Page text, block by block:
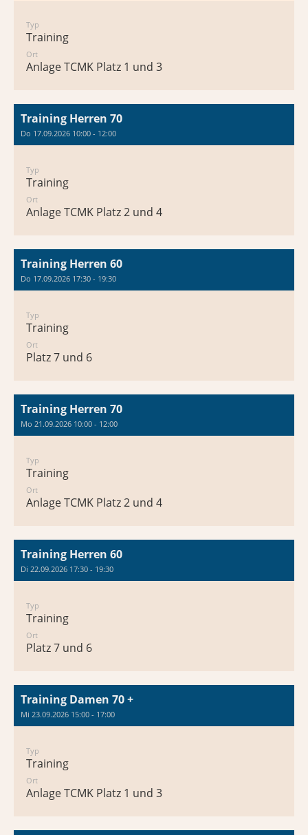
Typ
Training
Ort
Anlage TCMK Platz 1 und 3
Training Herren 70
Do 17.09.2026 10:00 - 12:00
Typ
Training
Ort
Anlage TCMK Platz 2 und 4
Training Herren 60
Do 17.09.2026 17:30 - 19:30
Typ
Training
Ort
Platz 7 und 6
Training Herren 70
Mo 21.09.2026 10:00 - 12:00
Typ
Training
Ort
Anlage TCMK Platz 2 und 4
Training Herren 60
Di 22.09.2026 17:30 - 19:30
Typ
Training
Ort
Platz 7 und 6
Training Damen 70 +
Mi 23.09.2026 15:00 - 17:00
Typ
Training
Ort
Anlage TCMK Platz 1 und 3